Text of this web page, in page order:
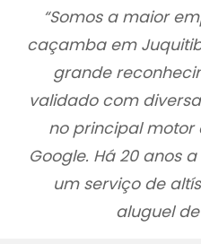
“Somos a maior
caçamba em
grande
validado com
no principal motor
Google. Há 20 anos
um serviço de
aluguel